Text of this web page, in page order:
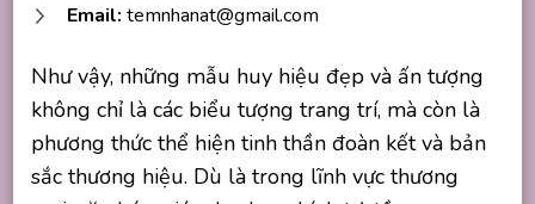
Email: temnhanat@gmail.com
Như vậy, những mẫu huy hiệu đẹp và ấn tượng
không chỉ là các biểu tượng trang trí, mà còn là
phương thức thể hiện tinh thần đoàn kết và bản
sắc thương hiệu. Dù là trong lĩnh vực thương